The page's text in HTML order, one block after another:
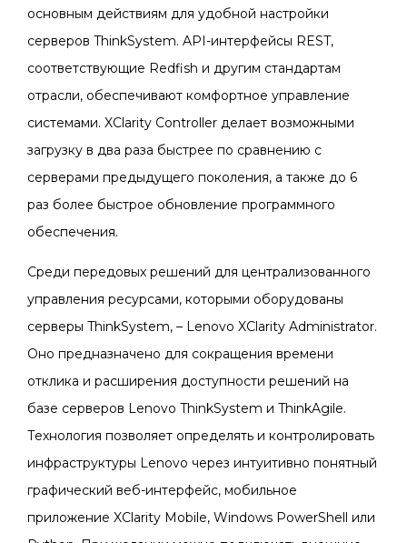
основным действиям для удобной настройки
серверов ThinkSystem. API-интерфейсы REST,
соответствующие Redfish и другим стандартам
отрасли, обеспечивают комфортное управление
системами. XClarity Controller делает возможными
загрузку в два раза быстрее по сравнению с
серверами предыдущего поколения, а также до 6
раз более быстрое обновление программного
обеспечения.
Среди передовых решений для централизованного
управления ресурсами, которыми оборудованы
серверы ThinkSystem, – Lenovo XClarity Administrator.
Оно предназначено для сокращения времени
отклика и расширения доступности решений на
базе серверов Lenovo ThinkSystem и ThinkAgile.
Технология позволяет определять и контролировать
инфраструктуры Lenovo через интуитивно понятный
графический веб-интерфейс, мобильное
приложение XClarity Mobile, Windows PowerShell или